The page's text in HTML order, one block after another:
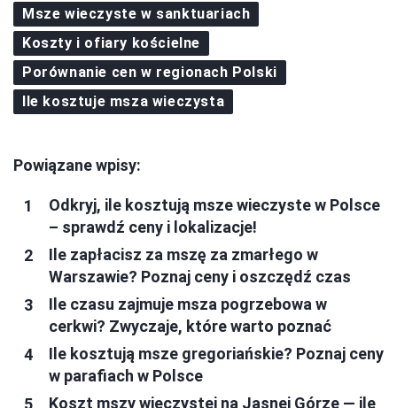
Msze wieczyste w sanktuariach
Koszty i ofiary kościelne
Porównanie cen w regionach Polski
Ile kosztuje msza wieczysta
Powiązane wpisy:
Odkryj, ile kosztują msze wieczyste w Polsce
– sprawdź ceny i lokalizacje!
Ile zapłacisz za mszę za zmarłego w
Warszawie? Poznaj ceny i oszczędź czas
Ile czasu zajmuje msza pogrzebowa w
cerkwi? Zwyczaje, które warto poznać
Ile kosztują msze gregoriańskie? Poznaj ceny
w parafiach w Polsce
Koszt mszy wieczystej na Jasnej Górze — ile